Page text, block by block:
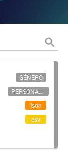
GÉNERO
PERSONAL CIENTÍFICO-TECNOLÓGICO
json
csv